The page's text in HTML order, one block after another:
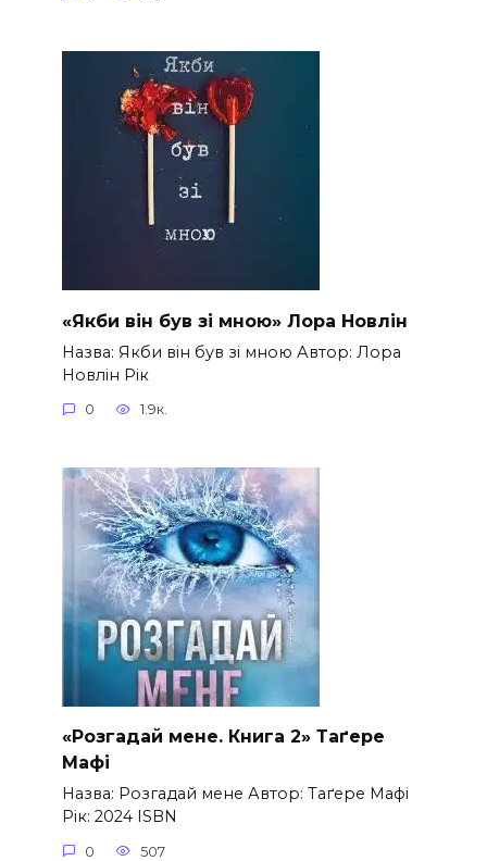
«Якби він був зі мною» Лора Новлін
Назва: Якби він був зі мною Автор: Лора
Новлін Рік
0 1.9к.
«Розгадай мене. Книга 2» Таґере
Мафі
Назва: Розгадай мене Автор: Таґере Мафі
Рік: 2024 ISBN
0 507